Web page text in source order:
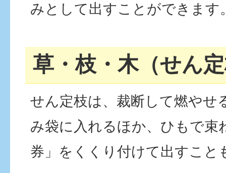
みとして出すことができます
草・枝・木（せん
せん定枝は、裁断して燃やせ
み袋に入れるほか、ひもで束
券」をくくり付けて出すこと